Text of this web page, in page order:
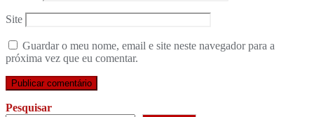
Site
Guardar o meu nome, email e site neste navegador para a
próxima vez que eu comentar.
Pesquisar